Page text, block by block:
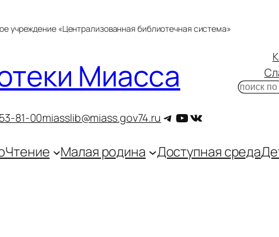
учреждение «Централизованная библиотечная система»
Миасса
81-00miasslib@miass.gov74.ru Telegram
YouTube
ВКонтакте
Поиск
Малая родина Доступная среда